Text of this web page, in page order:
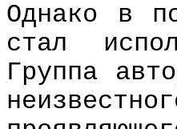
Однако в
стал
Группа